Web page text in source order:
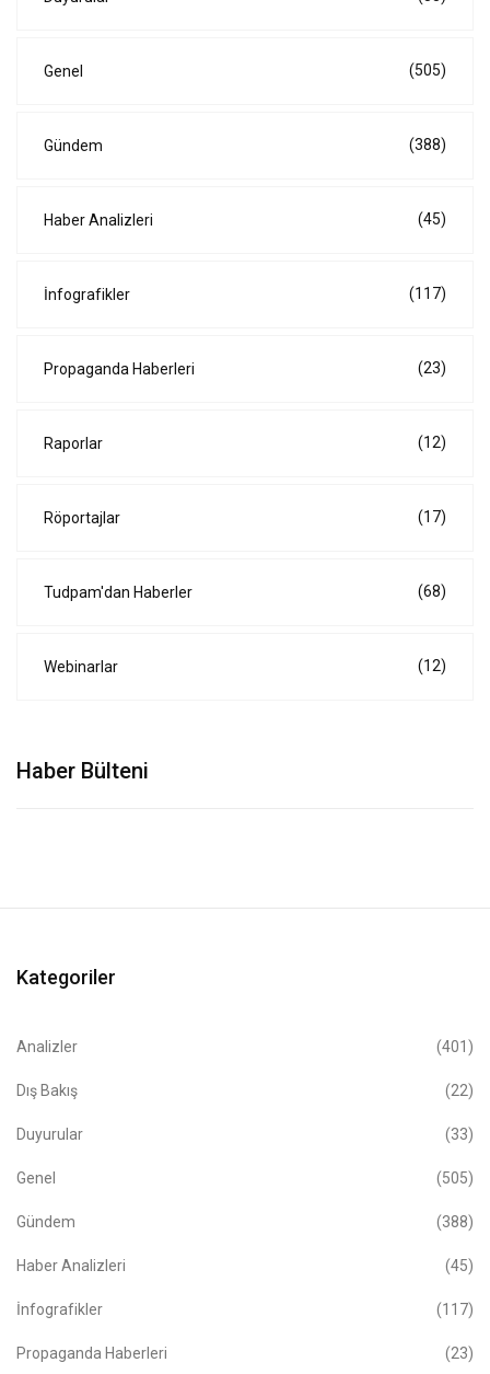
Genel (505)
Gündem (388)
Haber Analizleri (45)
İnfografikler (117)
Propaganda Haberleri (23)
Raporlar (12)
Röportajlar (17)
Tudpam'dan Haberler (68)
Webinarlar (12)
Haber Bülteni
Kategoriler
Analizler (401)
Dış Bakış (22)
Duyurular (33)
Genel (505)
Gündem (388)
Haber Analizleri (45)
İnfografikler (117)
Propaganda Haberleri (23)